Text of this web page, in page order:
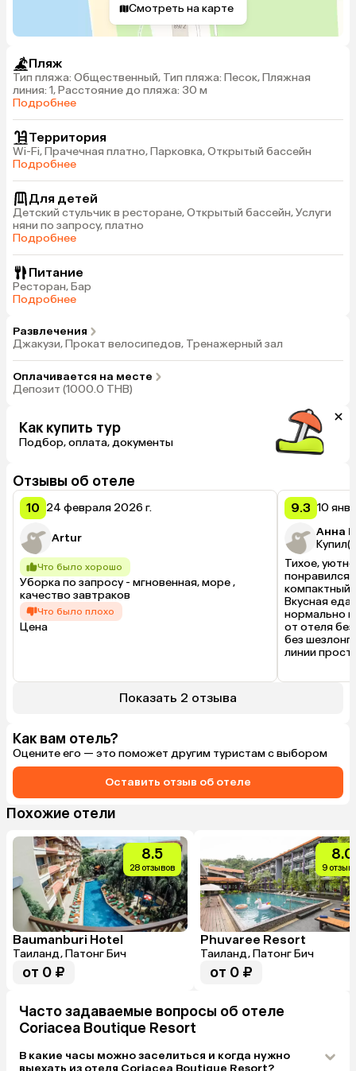
Смотреть на карте
Пляж
Тип пляжа: Общественный, Тип пляжа: Песок, Пляжная
линия: 1, Расстояние до пляжа: 30 м
Подробнее
Территория
Wi-Fi, Прачечная платно, Парковка, Открытый бассейн
Подробнее
Для детей
Детский стульчик в ресторане, Открытый бассейн, Услуги
няни по запросу, платно
Подробнее
Питание
Ресторан, Бар
Подробнее
Развлечения
Джакузи, Прокат велосипедов, Тренажерный зал
Оплачивается на месте
Депозит (1000.0 THB)
Как купить тур
Подбор, оплата, документы
Отзывы об отеле
10 24 февраля 2026 г.
Artur
Что было хорошо
Уборка по запросу - мгновенная, море ,
качество завтраков
Что было плохо
Цена
9.3 10
Анна
Тихое,
компактный
Вкусная еда
нормально
от отеля
без
линии
Показать 2 отзыва
Как вам отель?
Оцените его — это поможет другим туристам с выбором
Оставить отзыв об отеле
Похожие отели
8.5
28 отзывов
Baumanburi Hotel
Таиланд, Патонг Бич
от 0 ₽
8.0
9
Phuvaree Resort
Таиланд, Патонг Бич
от 0 ₽
Часто задаваемые вопросы об отеле
Coriacea Boutique Resort
В какие часы можно заселиться и когда нужно
выехать из отеля Coriacea Boutique Resort?